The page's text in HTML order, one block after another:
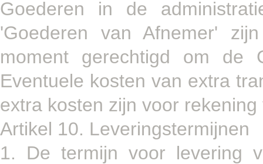
Goederen in de
'Goederen van Afnemer'
moment gerechtigd om de
Eventuele kosten van extra
extra kosten zijn voor rekening
Artikel 10. Leveringstermijnen
1. De termijn voor levering